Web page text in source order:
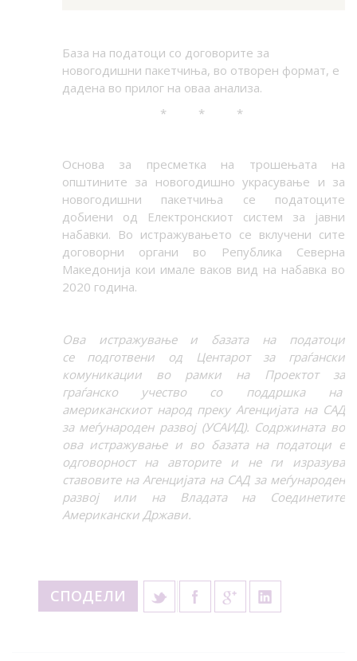
База на податоци со договорите за
новогодишни пакетчиња, во отворен формат, е
дадена во прилог на оваа анализа.
* * *
Основа за пресметка на трошењата на
општините за новогодишно украсување и за
новогодишни пакетчиња се податоците
добиени од Електронскиот систем за јавни
набавки. Во истражувањето се вклучени сите
договорни органи во Република Северна
Македонија кои имале ваков вид на набавка во
2020 година.
Ова истражување и базата на податоци
се подготвени од Центарот за граѓански
комуникации во рамки на Проектот за
граѓанско учество со поддршка на
американскиот народ преку Агенцијата на САД
за меѓународен развој (УСАИД). Содржината во
ова истражување и во базата на податоци е
одговорност на авторите и не ги изразува
ставовите на Агенцијата на САД за меѓународен
развој или на Владата на Соединетите
Американски Држави.
СПОДЕЛИ